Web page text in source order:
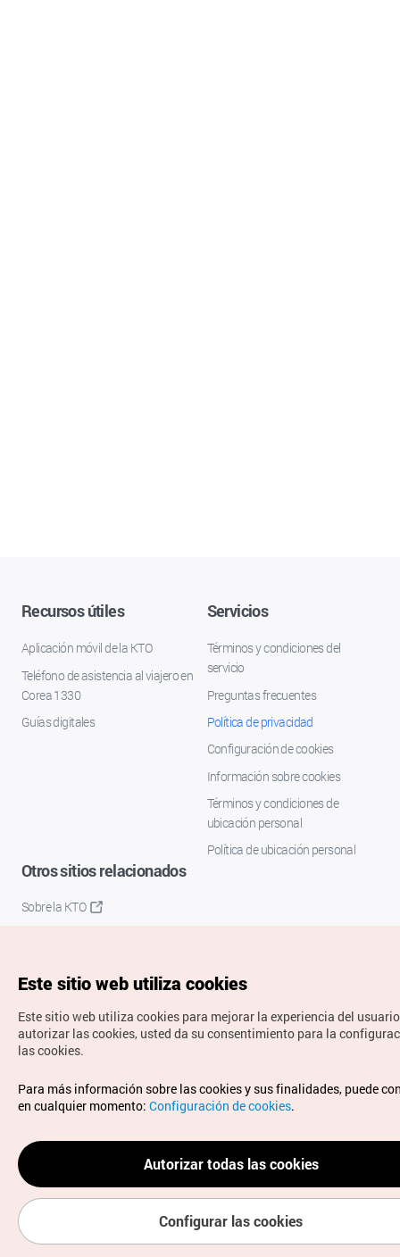
Recursos útiles
Aplicación móvil de la KTO
Teléfono de asistencia al viajero en
Corea 1330
Guías digitales
Servicios
Términos y condiciones del
servicio
Preguntas frecuentes
Política de privacidad
Configuración de cookies
Información sobre cookies
Términos y condiciones de
ubicación personal
Política de ubicación personal
Otros sitios relacionados
Sobre la KTO
Copyrights © Organización de Turismo de Corea. Todos los
derechos reservados.
Para informes de errores y cuestiones relacionadas con el
sitio web, dirija sus consultas al correoelectrónico oficial:
spanish@knto.or.kr
Este sitio web utiliza cookies
Este sitio web utiliza cookies para mejorar la experiencia del
autorizar las cookies, usted da su consentimiento para la
las cookies.
Para más información sobre las cookies y sus finalidades, puede
en cualquier momento: Configuración de cookies.
Autorizar todas las cookies
Configurar las cookies